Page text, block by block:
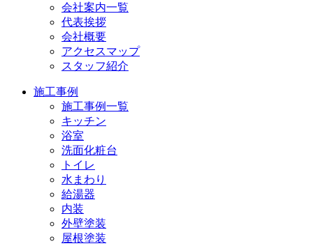
会社案内一覧
代表挨拶
会社概要
アクセスマップ
スタッフ紹介
施工事例
施工事例一覧
キッチン
浴室
洗面化粧台
トイレ
水まわり
給湯器
内装
外壁塗装
屋根塗装